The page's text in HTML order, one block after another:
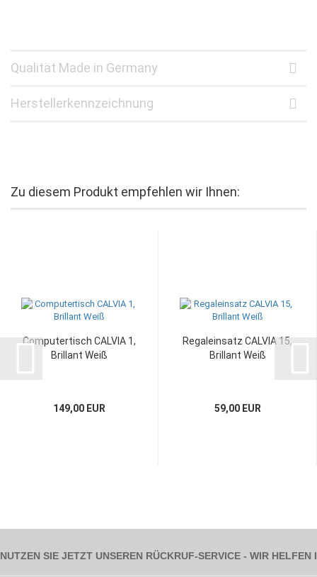
Qualität Made in Germany
Herstellerkennzeichnung
Zu diesem Produkt empfehlen wir Ihnen:
Computertisch CALVIA 1,
Brillant Weiß
149,00 EUR
Regaleinsatz CALVIA 15,
Brillant Weiß
59,00 EUR
NUTZEN SIE JETZT UNSEREN RÜCKRUF-SERVICE - WIR